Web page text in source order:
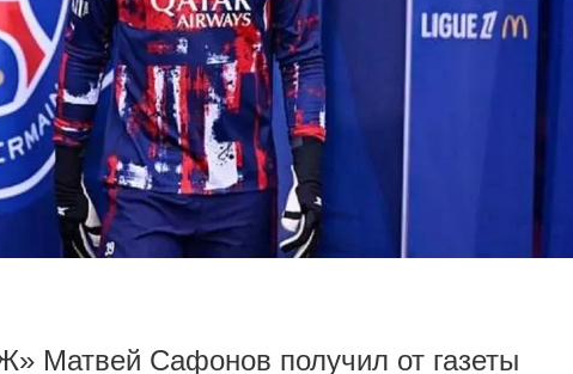
Матвей Сафонов получил от газеты